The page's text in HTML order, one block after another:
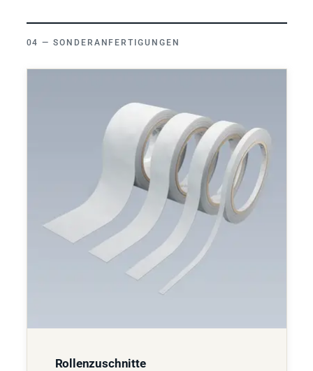
SONDERANFERTIGUNGEN
Rollenzuschnitte